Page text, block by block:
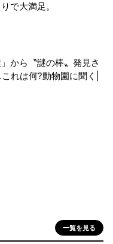
で大満足。
から〝謎の棒〟発見さ
れは何?動物園に聞く|
一覧を見る